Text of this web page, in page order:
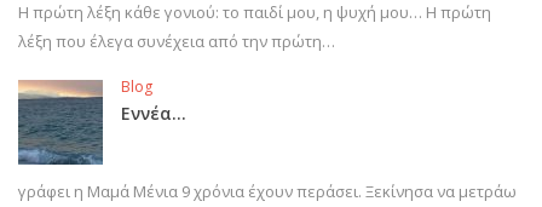
Η πρώτη λέξη κάθε γονιού: το παιδί μου, η ψυχή μου… Η πρώτη
λέξη που έλεγα συνέχεια από την πρώτη…
Blog
Εννέα…
γράφει η Μαμά Μένια 9 χρόνια έχουν περάσει. Ξεκίνησα να μετράω